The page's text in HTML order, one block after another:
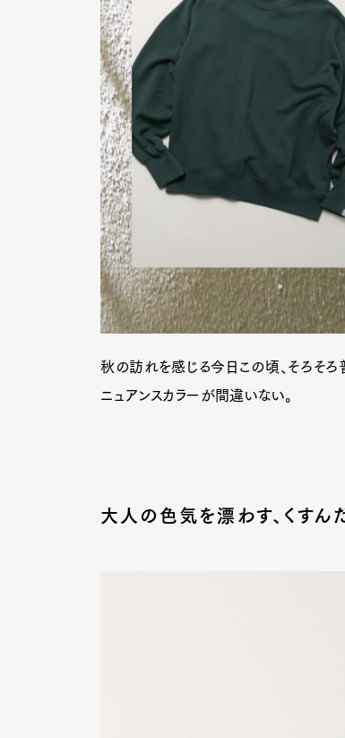
秋の訪れを感じる今日この頃、そろそろ
ニュアンスカラーが間違いない。
大人の色気を漂わす、くすん